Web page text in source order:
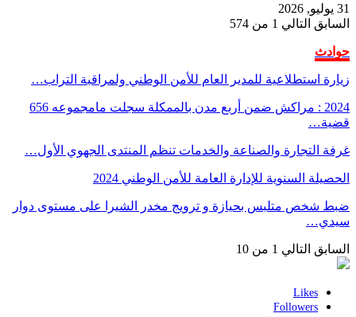
31 يوليو, 2026
السابق التالي 1 من 574
حوادث
زيارة استطلاعية للمدير العام للأمن الوطني ولمراقبة التراب…
2024 : مراكش ضمن أربع مدن بالممكلة سجلت مامجموعه 656
قضية…
غرفة التجارة والصناعة والخدمات تنظم المنتدى الجهوي الأول…
الحصيلة السنوية للإدارة العامة للأمن الوطني 2024
ضبط شخص متلبس بحيازة و ترويج مخدر الشيرا على مستوى دوار
سيدي…
السابق التالي 1 من 10
Likes
Followers